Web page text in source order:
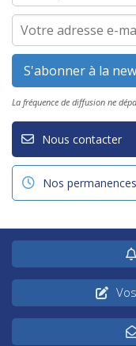
La fréquence de diffusion ne
Nous contacter
Nos permanences